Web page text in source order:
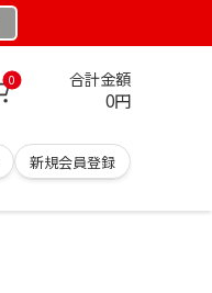
0 合計金額
0円
新規会員登録